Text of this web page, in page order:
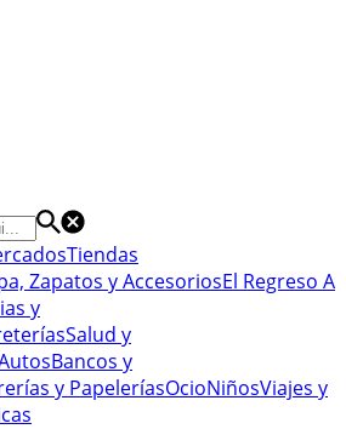
Tiendas
Zapatos y AccesoriosEl Regreso A
y
Salud y
Bancos y
y PapeleríasOcioNiñosViajes y